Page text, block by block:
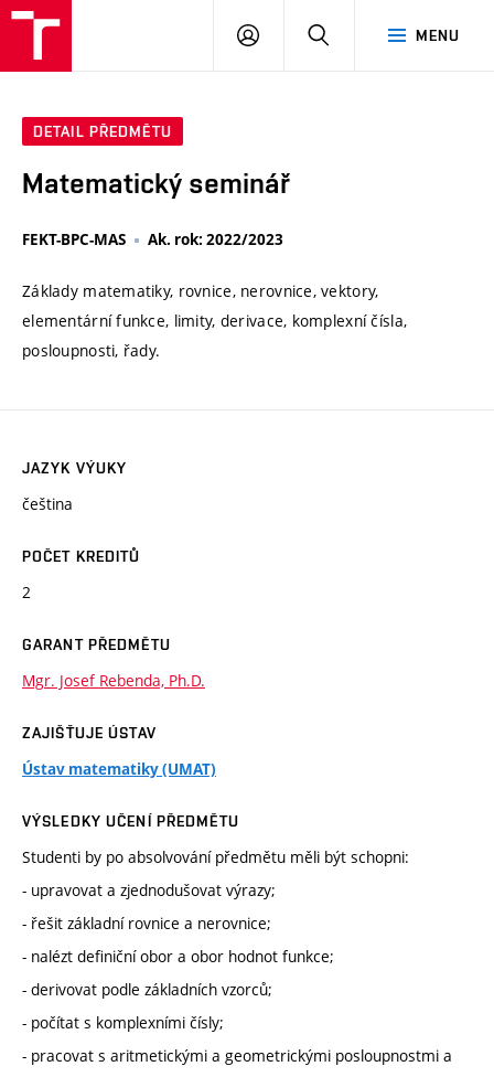
MENU
PŘIHLÁSIT
DETAIL PŘEDMĚTU
Matematický seminář
FEKT-BPC-MAS Ak. rok: 2022/2023
Základy matematiky, rovnice, nerovnice, vektory,
elementární funkce, limity, derivace, komplexní čísla,
posloupnosti, řady.
JAZYK VÝUKY
čeština
POČET KREDITŮ
2
GARANT PŘEDMĚTU
Mgr. Josef Rebenda, Ph.D.
ZAJIŠŤUJE ÚSTAV
Ústav matematiky (UMAT)
VÝSLEDKY UČENÍ PŘEDMĚTU
Studenti by po absolvování předmětu měli být schopni:
- upravovat a zjednodušovat výrazy;
- řešit základní rovnice a nerovnice;
- nalézt definiční obor a obor hodnot funkce;
- derivovat podle základních vzorců;
- počítat s komplexními čísly;
- pracovat s aritmetickými a geometrickými posloupnostmi a